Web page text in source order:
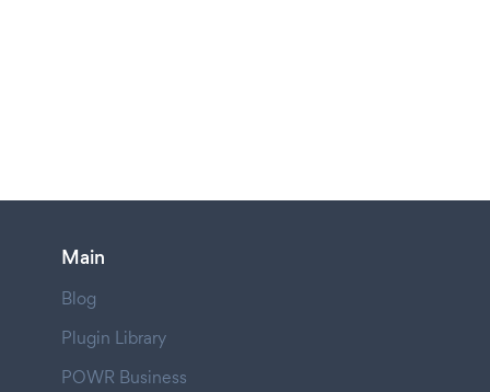
Main
Blog
Plugin Library
POWR Business